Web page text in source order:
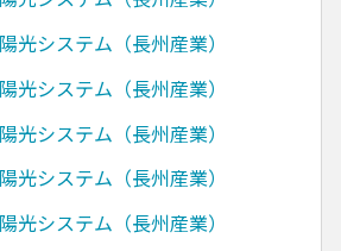
光システム（長州産業）
光システム（長州産業）
光システム（長州産業）
光システム（長州産業）
光システム（長州産業）